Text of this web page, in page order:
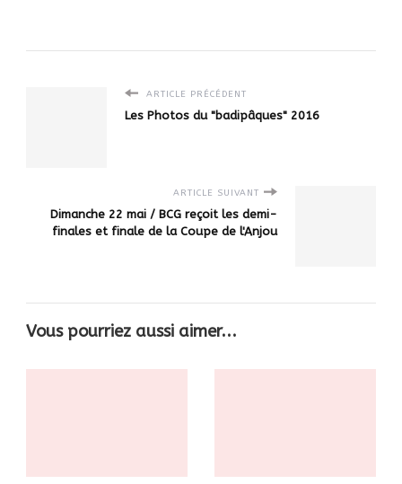
ARTICLE PRÉCÉDENT
Les Photos du "badipâques" 2016
ARTICLE SUIVANT
Dimanche 22 mai / BCG reçoit les demi-
finales et finale de la Coupe de l'Anjou
Vous pourriez aussi aimer...